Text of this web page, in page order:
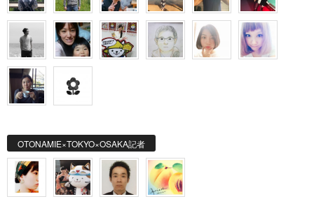
OTONAMIE×TOKYO×OSAKA記者